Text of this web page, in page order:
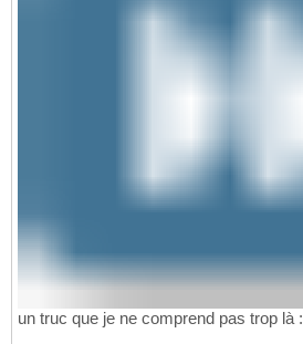
un truc que je ne comprend pas trop là :